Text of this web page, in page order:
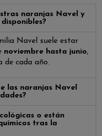
naranjas Navel y
Navel suele estar
noviembre hasta junio,
de cada año.
las naranjas Navel
o están
tras la